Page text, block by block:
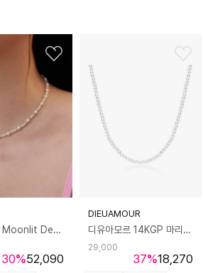
(925실버) Moonlit Dew 스와로브스키 진주 초커
30%52,090
DIEUAMOUR
디유아모르 14KGP 마리끄 진주 목걸이
37%
29,000
18,270